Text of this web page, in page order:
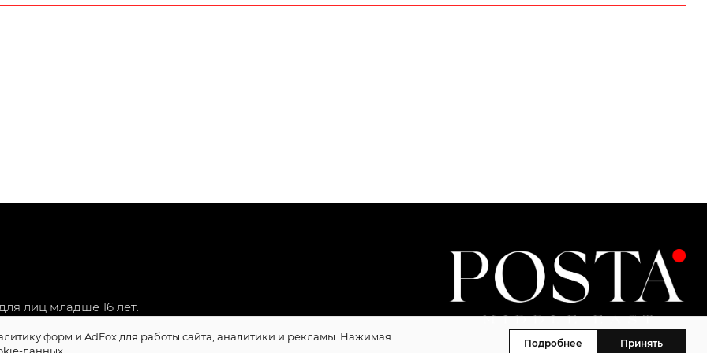
лиц младше 16 лет.
форм и AdFox для работы сайта, аналитики и рекламы. Нажимая
Подробнее Принять